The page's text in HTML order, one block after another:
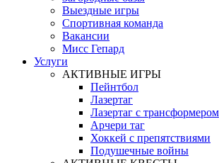
Выездные игры
Спортивная команда
Вакансии
Мисс Гепард
Услуги
АКТИВНЫЕ ИГРЫ
Пейнтбол
Лазертаг
Лазертаг с трансформером
Арчери таг
Хоккей с препятствиями
Подушечные войны